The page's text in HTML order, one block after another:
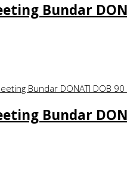
Bundar
Bundar